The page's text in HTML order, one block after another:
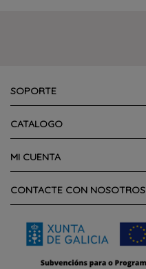
SOPORTE
CATALOGO
MI CUENTA
CONTACTE CON NOSOTROS